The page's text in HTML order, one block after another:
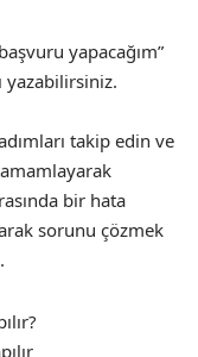
yapacağım”
yazabilirsiniz.
takip edin ve
bir hata
sorunu çözmek